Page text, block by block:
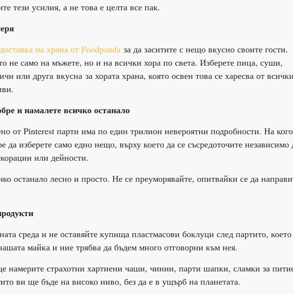
тези усилия, а не това е целта все пак.
доставка на храна от Foodpandaза да заситите с нещо вкусно своите гости.
не само на мъжете, но и на всички хора по света. Изберете пица, суши,
или друга вкусна за хората храна, която освен това се харесва от
и намалете всичко останало
от Pinterest парти има по един трилион невероятни подробности. На
да изберете само едно нещо, върху което да се съсредоточите независимо
или дейности.
останало лесно и просто. Не се преуморявайте, опитвайки се да
среда и не оставяйте купища пластмасови боклуци след партито,
майка и ние трябва да бъдем много отговорни към нея.
намерите страхотни хартиени чаши, чинии, парти шапки, сламки за
ви ще бъде на високо ниво, без да е в ущърб на планетата.